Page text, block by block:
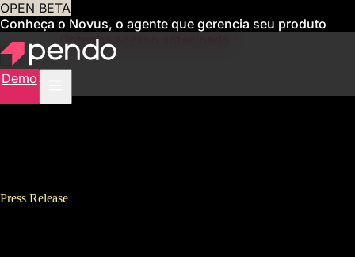
OPEN BETA
Conheça o Novus, o agente que gerencia seu produto
para você Obtenha acesso antecipado
Demo
Press Release